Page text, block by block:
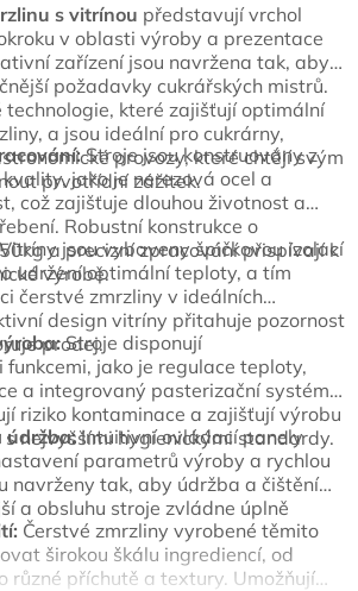
s vitrínou představují vrchol
v oblasti výroby a prezentace
zařízení jsou navržena tak, aby
požadavky cukrářských mistrů.
technologie, které zajišťují optimální
a jsou ideální pro cukrárny,
provozy, které chtějí svým
prvotřídní zážitek.
Stroje jsou konstruovány z
jako je nerezová ocel a
což zajišťuje dlouhou životnost a
Robustní konstrukce o
a precizní zpracování přispívají k
výrobě.
jsou vybaveny špičkovou izolací
udržení optimální teploty, a tím
čerstvé zmrzliny v ideálních
design vitríny přitahuje pozornost
prodej.
Stroje disponují
jako je regulace teploty,
a integrovaný pasterizační systém.
riziko kontaminace a zajišťují výrobu
nejvyššími hygienickými standardy.
údržba:Intuitivní ovládací panely
parametrů výroby a rychlou
navrženy tak, aby údržba a čištění
a obsluhu stroje zvládne úplně
Čerstvé zmrzliny vyrobené těmito
širokou škálu ingrediencí, od
různé příchutě a textury. Umožňují